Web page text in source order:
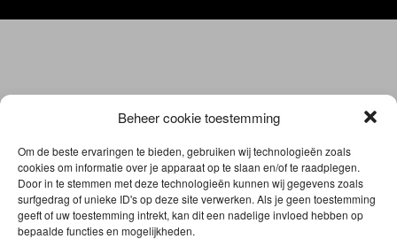
Beheer cookie toestemming
Om de beste ervaringen te bieden, gebruiken wij technologieën zoals
cookies om informatie over je apparaat op te slaan en/of te raadplegen.
Door in te stemmen met deze technologieën kunnen wij gegevens zoals
surfgedrag of unieke ID's op deze site verwerken. Als je geen toestemming
geeft of uw toestemming intrekt, kan dit een nadelige invloed hebben op
bepaalde functies en mogelijkheden.